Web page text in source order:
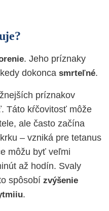
. Jeho príznaky
dokonca smrteľné.
príznakov
. Táto kŕčovitosť môže
ale často začína
– vzniká pre tetanus
môžu byť veľmi
až hodín. Svaly
spôsobí zvýšenie
.